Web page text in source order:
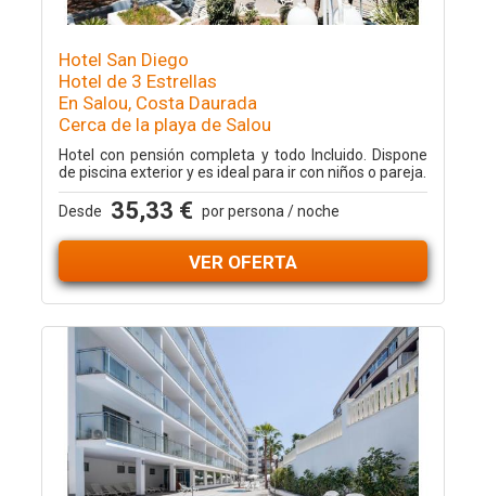
Hotel San Diego
Hotel de 3 Estrellas
En Salou, Costa Daurada
Cerca de la playa de Salou
Hotel con pensión completa y todo Incluido. Dispone
de piscina exterior y es ideal para ir con niños o pareja.
Desde 35,33 € por persona / noche
VER OFERTA